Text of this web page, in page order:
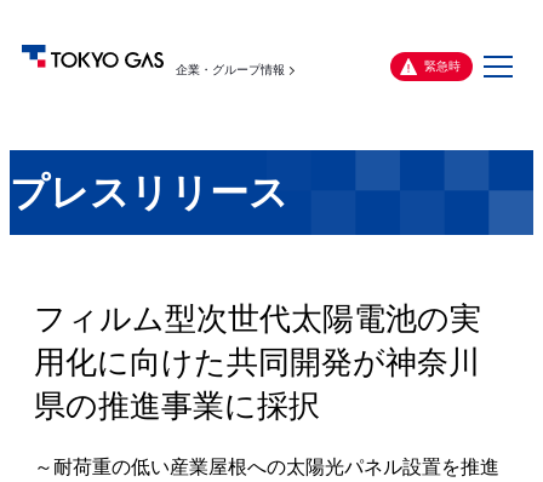
企業・グループ情報 緊急時
メ
プレスリリース
フィルム型次世代太陽電池の実
用化に向けた共同開発が神奈川
県の推進事業に採択
～耐荷重の低い産業屋根への太陽光パネル設置を推進